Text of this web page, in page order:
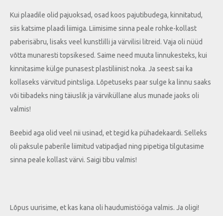
Kui plaadile olid pajuoksad, osad koos pajutibudega, kinnitatud,
siis katsime plaadi liimiga. Liimisime sinna peale rohke-kollast
paberisäbru, lisaks veel kunstlilli ja värvilisi litreid. Vaja oli nüüd
võtta munaresti topsikesed. Saime need muuta linnukesteks, kui
kinnitasime külge punasest plastiliinist noka. Ja seest sai ka
kollaseks värvitud pintsliga. Lõpetuseks paar sulge ka linnu saaks
või tiibadeks ning täiuslik ja värviküllane alus munade jaoks oli
valmis!
Beebid aga olid veel nii usinad, et tegid ka pühadekaardi. Selleks
oli paksule paberile liimitud vatipadjad ning pipetiga tilgutasime
sinna peale kollast värvi. Saigi tibu valmis!
Lõpus uurisime, et kas kana oli haudumistööga valmis. Ja oligi!